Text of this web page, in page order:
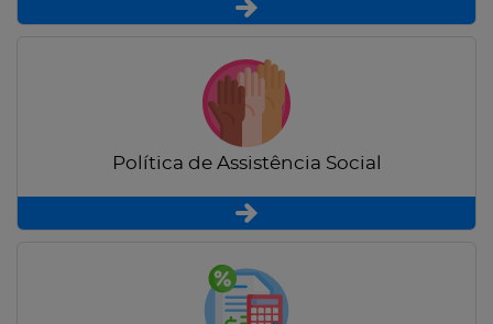
Política de Assistência Social